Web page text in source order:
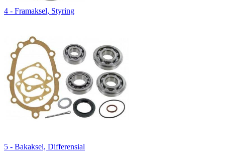
4 - Framaksel, Styring
5 - Bakaksel, Differensial